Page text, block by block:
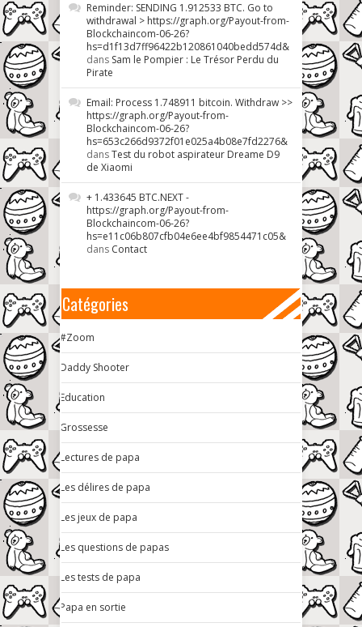
Reminder: SENDING 1.912533 BTC. Go to
withdrawal > https://graph.org/Payout-from-
Blockchaincom-06-26?
hs=d1f13d7ff96422b120861040bedd574d&
dans Sam le Pompier : Le Trésor Perdu du
Pirate
Email: Process 1.748911 bitcoin. Withdraw >>
https://graph.org/Payout-from-
Blockchaincom-06-26?
hs=653c266d9372f01e025a4b08e7fd2276&
dansTest du robot aspirateur Dreame D9
de Xiaomi
+ 1.433645 BTC.NEXT -
https://graph.org/Payout-from-
Blockchaincom-06-26?
hs=e11c06b807cfb04e6ee4bf9854471c05&
dans Contact
Catégories
#Zoom
Daddy Shooter
Education
Grossesse
Lectures de papa
Les délires de papa
Les jeux de papa
Les questions de papas
Les tests de papa
Papa en sortie